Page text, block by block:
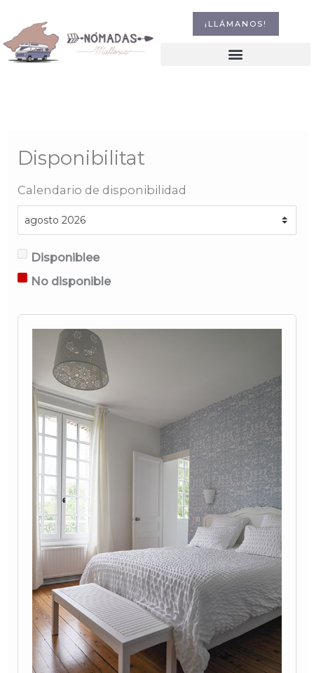
contenido
¡LLÁMANOS!
Disponibilitat
Calendario de disponibilidad
Disponiblee
No disponible